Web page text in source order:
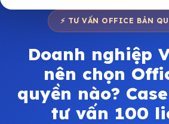
⚡ TƯ VẤN OFFICE BẢN
Doanh nghiệp
nên chọn
quyền nào?
tư vấn 100